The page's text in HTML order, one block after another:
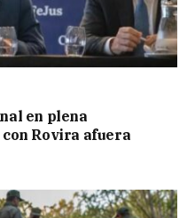
en plena
Rovira afuera